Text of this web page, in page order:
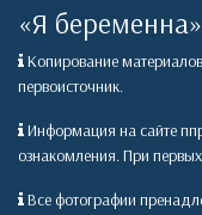
«Я беременна»
Копирование
первоисточник.
Информация на сайте
ознакомления. При
Все фотографии